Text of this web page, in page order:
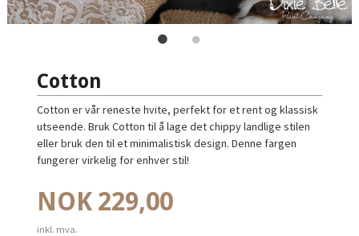
Cotton
Cotton er vår reneste hvite, perfekt for et rent og klassisk
utseende. Bruk Cotton til å lage det chippy landlige stilen
eller bruk den til et minimalistisk design. Denne fargen
fungerer virkelig for enhver stil!
Pris
NOK 229,00
inkl. mva.